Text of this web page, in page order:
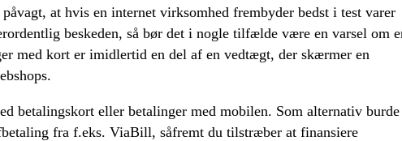
at hvis en internet virksomhed frembyder bedst i test varer
beskeden, så bør det i nogle tilfælde være en varsel om
med kort er imidlertid en del af en vedtægt, der skærmer en
betalingskort eller betalinger med mobilen. Som alternativ burde
fra f.eks. ViaBill, såfremt du tilstræber at finansiere